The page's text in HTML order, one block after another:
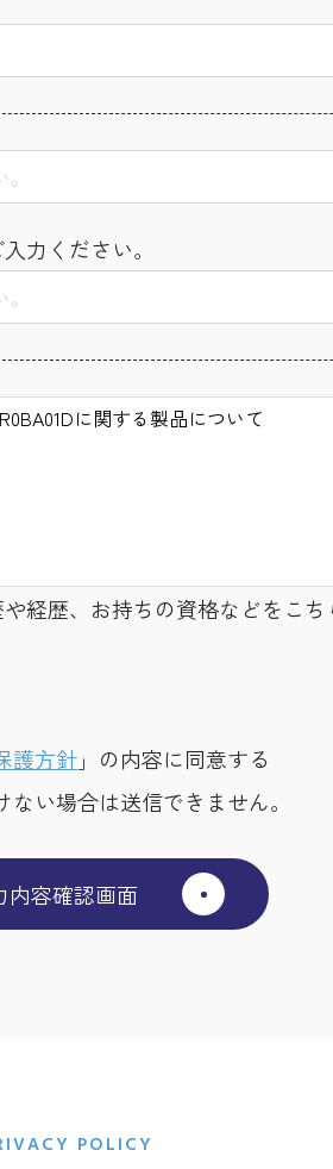
力ください。
経歴、お持ちの資格などをこち
護⽅針」の内容に同意する
い場合は送信できません。
POLICY